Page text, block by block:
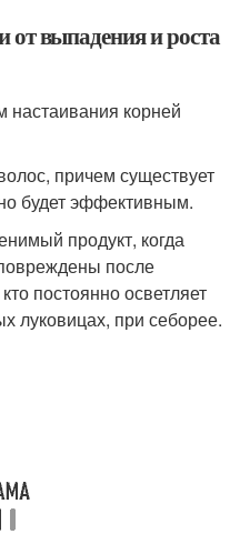
от выпадения и роста
настаивания корней
причем существует
будет эффективным.
продукт, когда
после
постоянно осветляет
луковицах, при себорее.